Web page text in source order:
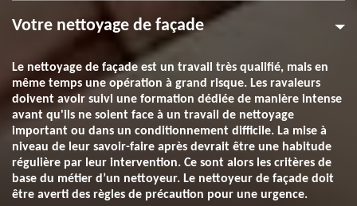
Votre nettoyage de façade
Le nettoyage de façade est un travail très qualifié, mais en
même temps une opération à grand risque. Les ravaleurs
doivent avoir suivi une formation dédiée de manière intense
avant qu'ils ne soient face à un travail de nettoyage
important ou dans un conditionnement difficile. La mise à
niveau de leur savoir-faire après devrait être une habitude
régulière par leur intervention. Ce sont alors les critères de
base du métier d’un nettoyeur. Le nettoyeur de façade doit
être averti des règles de précaution pour une urgence.